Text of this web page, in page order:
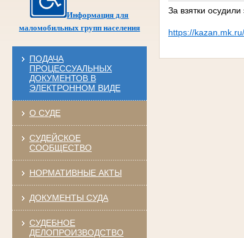
Информация для
маломобильных групп населения
ПОДАЧА
ПРОЦЕССУАЛЬНЫХ
ДОКУМЕНТОВ В
ЭЛЕКТРОННОМ ВИДЕ
О СУДЕ
СУДЕЙСКОЕ
СООБЩЕСТВО
НОРМАТИВНЫЕ АКТЫ
ДОКУМЕНТЫ СУДА
СУДЕБНОЕ
ДЕЛОПРОИЗВОДСТВО
За взятки
https://